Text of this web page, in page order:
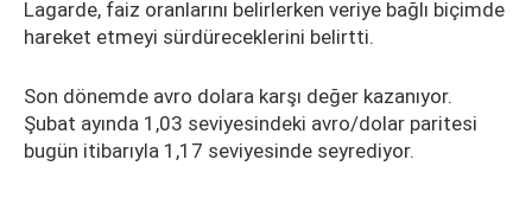
Lagarde, faiz oranlarını belirlerken veriye bağlı biçimde
hareket etmeyi sürdüreceklerini belirtti.
Son dönemde avro dolara karşı değer kazanıyor.
Şubat ayında 1,03 seviyesindeki avro/dolar paritesi
bugün itibarıyla 1,17 seviyesinde seyrediyor.